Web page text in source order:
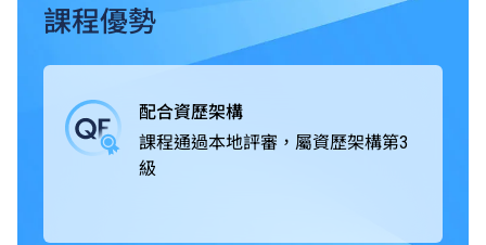
課程獲本地及海外相關專業組織認可，畢業生可投身不同的
款待業機構，例如酒店及度假村、郵輪及主題樂園、餐飲集
團及食肆、私人會所及展覽、航空公司及旅行社、餐飲及葡
課程優勢
配合資歷架構
課程通過本地評審，屬資歷架構第3
級